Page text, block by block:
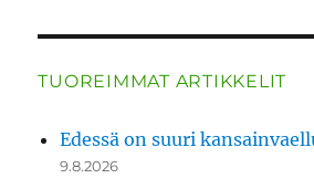
TUOREIMMAT ARTIKKELIT
Edessä on suuri
9.8.2026